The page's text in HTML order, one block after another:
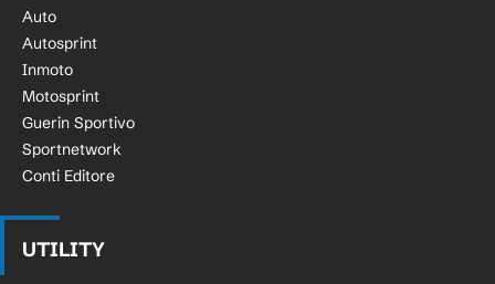
Auto
Autosprint
Inmoto
Motosprint
Guerin Sportivo
Sportnetwork
Conti Editore
UTILITY